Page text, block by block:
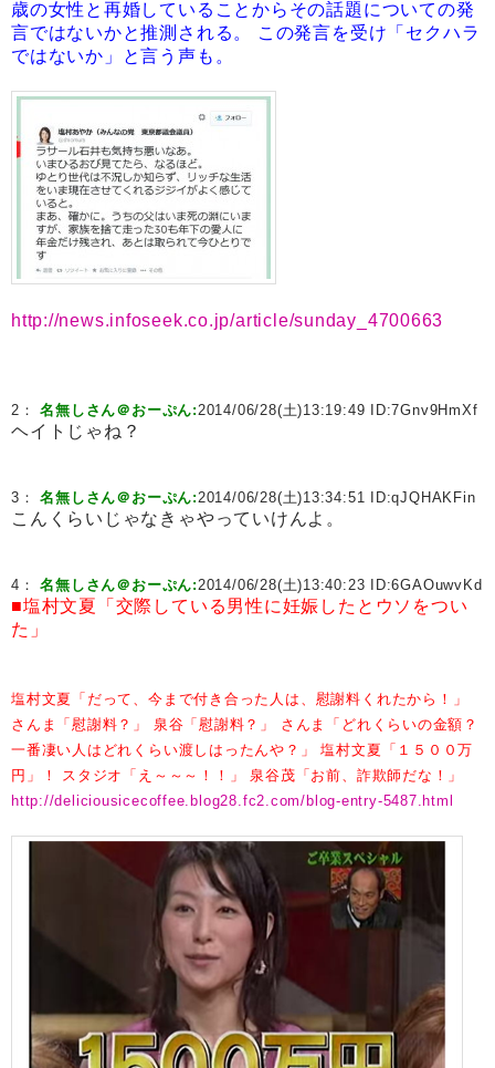
歳の女性と再婚していることからその話題についての発
言ではないかと推測される。
この発言を受け「セクハラ
ではないか」と言う声も。
http://news.infoseek.co.jp/article/sunday_4700663
2：名無しさん＠おーぷん:2014/06/28(土)13:19:49 ID:7Gnv9HmXf
ヘイトじゃね？
3：名無しさん＠おーぷん:2014/06/28(土)13:34:51 ID:qJQHAKFin
こんくらいじゃなきゃやっていけんよ。
4：名無しさん＠おーぷん:2014/06/28(土)13:40:23 ID:6GAOuwvKd
■塩村文夏「交際している男性に妊娠したとウソをつい
た」
塩村文夏「だって、今まで付き合った人は、慰謝料くれたから！」
さんま「慰謝料？」
泉谷「慰謝料？」
さんま「どれくらいの金額？
一番凄い人はどれくらい渡しはったんや？」
塩村文夏「１５００万
円」！
スタジオ「え～～～！！」
泉谷茂「お前、詐欺師だな！」
http://deliciousicecoffee.blog28.fc2.com/blog-entry-5487.html